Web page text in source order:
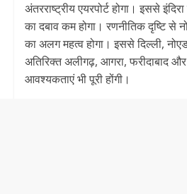
अंतरराष्ट्रीय एयरपोर्ट होगा। इससे इंदिरा
का दबाव कम होगा। रणनीतिक दृष्टि से
का अलग महत्व होगा। इससे दिल्ली,
अतिरिक्त अलीगढ़, आगरा, फरीदाबाद
आवश्यकताएं भी पूरी होंगी।